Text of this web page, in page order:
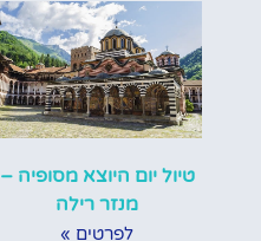
טיול יום היוצא מסופיה –
מנזר רילה
לפרטים »